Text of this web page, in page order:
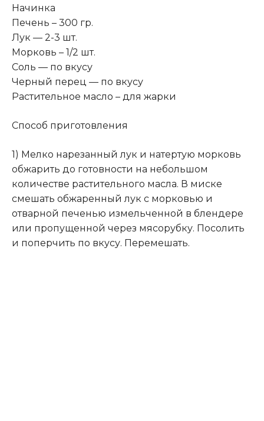
Начинка
Печень – 300 гр.
Лук — 2-3 шт.
Морковь – 1/2 шт.
Соль — по вкусу
Черный перец — по вкусу
Растительное масло – для жарки
Способ приготовления
1) Мелко нарезанный лук и натертую морковь
обжарить до готовности на небольшом
количестве растительного масла. В миске
смешать обжаренный лук с морковью и
отварной печенью измельченной в блендере
или пропущенной через мясорубку. Посолить
и поперчить по вкусу. Перемешать.